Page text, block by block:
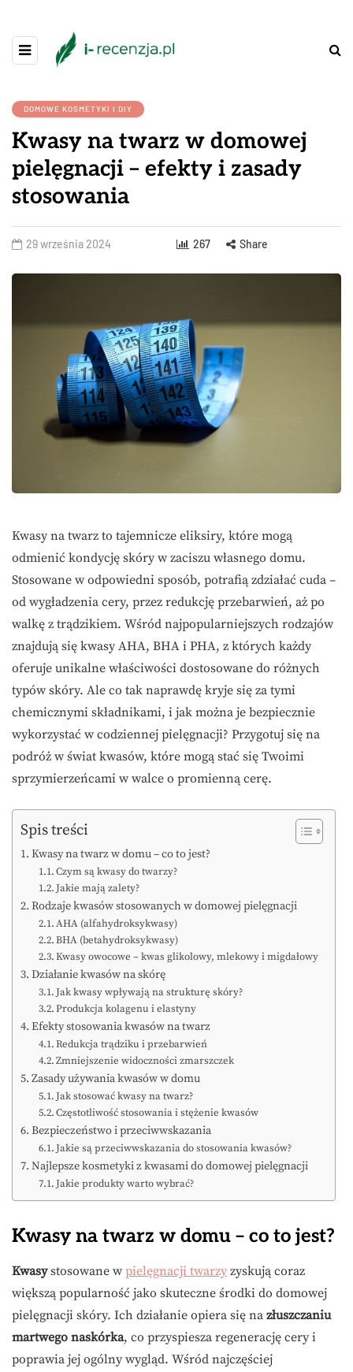
DOMOWE KOSMETYKI I DIY
Kwasy na twarz w domowej
pielęgnacji – efekty i zasady
stosowania
29 września 2024 267 Share
Kwasy na twarz to tajemnicze eliksiry, które mogą
odmienić kondycję skóry w zaciszu własnego domu.
Stosowane w odpowiedni sposób, potrafią zdziałać cuda –
od wygładzenia cery, przez redukcję przebarwień, aż po
walkę z trądzikiem. Wśród najpopularniejszych rodzajów
znajdują się kwasy AHA, BHA i PHA, z których każdy
oferuje unikalne właściwości dostosowane do różnych
typów skóry. Ale co tak naprawdę kryje się za tymi
chemicznymi składnikami, i jak można je bezpiecznie
wykorzystać w codziennej pielęgnacji? Przygotuj się na
podróż w świat kwasów, które mogą stać się Twoimi
sprzymierzeńcami w walce o promienną cerę.
Spis treści
Kwasy na twarz w domu – co to jest?
Czym są kwasy do twarzy?
Jakie mają zalety?
Rodzaje kwasów stosowanych w domowej pielęgnacji
AHA (alfahydroksykwasy)
BHA (betahydroksykwasy)
Kwasy owocowe – kwas glikolowy, mlekowy i migdałowy
Działanie kwasów na skórę
Jak kwasy wpływają na strukturę skóry?
Produkcja kolagenu i elastyny
Efekty stosowania kwasów na twarz
Redukcja trądziku i przebarwień
Zmniejszenie widoczności zmarszczek
Zasady używania kwasów w domu
Jak stosować kwasy na twarz?
Częstotliwość stosowania i stężenie kwasów
Bezpieczeństwo i przeciwwskazania
Jakie są przeciwwskazania do stosowania kwasów?
Najlepsze kosmetyki z kwasami do domowej pielęgnacji
Jakie produkty warto wybrać?
Kwasy na twarz w domu – co to jest?
Kwasystosowane w pielęgnacji twarzy zyskują coraz
większą popularność jako skuteczne środki do domowej
pielęgnacji skóry. Ich działanie opiera się na złuszczaniu
martwego naskórka, co przyspiesza regenerację cery i
poprawia jej ogólny wygląd. Wśród najczęściej